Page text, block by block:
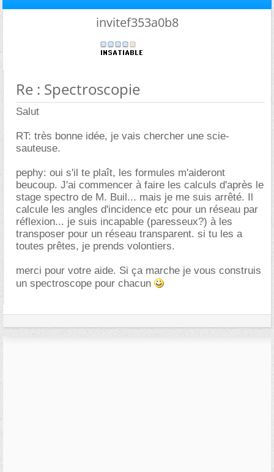
invitef353a0b8
Re : Spectroscopie
Salut
RT: très bonne idée, je vais chercher une scie-
sauteuse.
pephy: oui s'il te plaît, les formules m'aideront
beucoup. J'ai commencer à faire les calculs d'après le
stage spectro de M. Buil... mais je me suis arrêté. Il
calcule les angles d'incidence etc pour un réseau par
réflexion... je suis incapable (paresseux?) à les
transposer pour un réseau transparent. si tu les a
toutes prêtes, je prends volontiers.
merci pour votre aide. Si ça marche je vous construis
un spectroscope pour chacun